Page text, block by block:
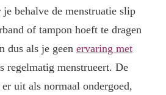
behalve de menstruatie slip
of tampon hoeft te dragen
dus als je geen ervaring met
regelmatig menstrueert. De
uit als normaal ondergoed,